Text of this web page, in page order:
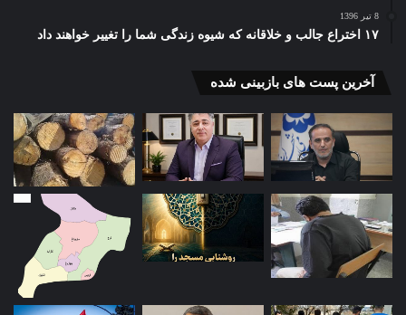
8 تیر 1396
۱۷ اختراع جالب و خلاقانه که شیوه زندگی شما را تغییر خواهند داد
آخرین پست های بازبینی شده